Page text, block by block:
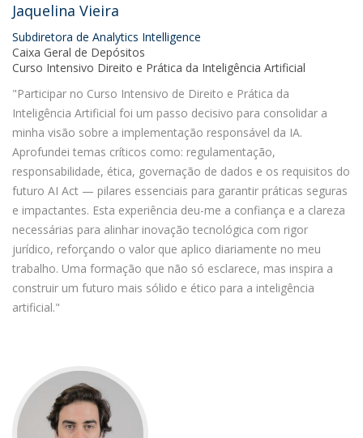
Jaquelina Vieira
Subdiretora de Analytics Intelligence
Caixa Geral de Depósitos
Curso Intensivo Direito e Prática da Inteligência Artificial
"Participar no Curso Intensivo de Direito e Prática da
Inteligência Artificial foi um passo decisivo para consolidar a
minha visão sobre a implementação responsável da IA.
Aprofundei temas críticos como: regulamentação,
responsabilidade, ética, governação de dados e os requisitos do
futuro AI Act — pilares essenciais para garantir práticas seguras
e impactantes. Esta experiência deu-me a confiança e a clareza
necessárias para alinhar inovação tecnológica com rigor
jurídico, reforçando o valor que aplico diariamente no meu
trabalho. Uma formação que não só esclarece, mas inspira a
construir um futuro mais sólido e ético para a inteligência
artificial."